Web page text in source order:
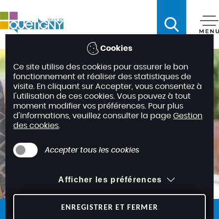
c
c
d
e
r
a
u
m
e
n
u
A
c
c
Cookies
Ce site utilise des cookies pour assurer le bon
fonctionnement et réaliser des statistiques de
visite. En cliquant sur Accepter, vous consentez à
l'utilisation de ces cookies. Vous pouvez à tout
moment modifier vos préférences. Pour plus
d'informations, veuillez consulter la pageGestion
des cookies.
Accepter tous les cookies
Afficher les préférences
ENREGISTRER ET FERMER